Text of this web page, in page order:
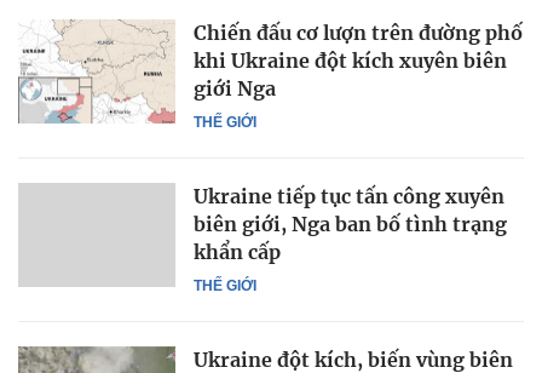
THẾ GIỚI
Chiến đấu cơ lượn trên đường phố
khi Ukraine đột kích xuyên biên
giới Nga
THẾ GIỚI
Ukraine tiếp tục tấn công xuyên
biên giới, Nga ban bố tình trạng
khẩn cấp
Ukraine đột kích, biến vùng biên